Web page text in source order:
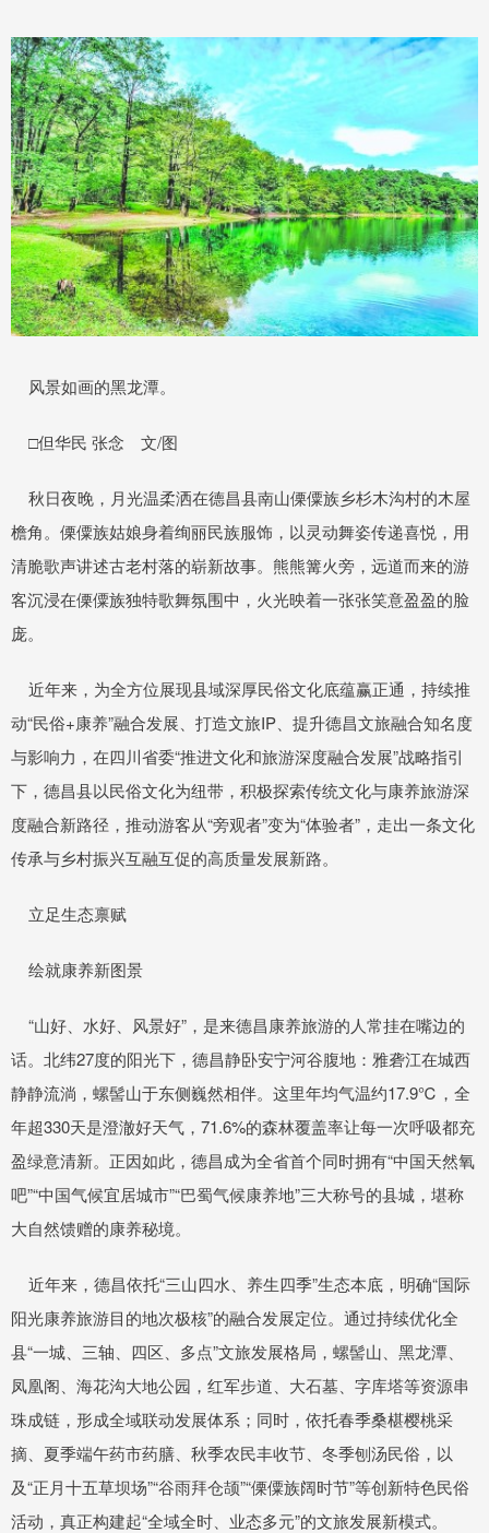
风景如画的黑龙潭。
□但华民 张念 文/图
秋日夜晚，月光温柔洒在德昌县南山傈僳族乡杉木沟村的木屋
檐角。傈僳族姑娘身着绚丽民族服饰，以灵动舞姿传递喜悦，用
清脆歌声讲述古老村落的崭新故事。熊熊篝火旁，远道而来的游
客沉浸在傈僳族独特歌舞氛围中，火光映着一张张笑意盈盈的脸
庞。
近年来，为全方位展现县域深厚民俗文化底蕴赢正通，持续推
动“民俗+康养”融合发展、打造文旅IP、提升德昌文旅融合知名度
与影响力，在四川省委“推进文化和旅游深度融合发展”战略指引
下，德昌县以民俗文化为纽带，积极探索传统文化与康养旅游深
度融合新路径，推动游客从“旁观者”变为“体验者”，走出一条文化
传承与乡村振兴互融互促的高质量发展新路。
立足生态禀赋
绘就康养新图景
“山好、水好、风景好”，是来德昌康养旅游的人常挂在嘴边的
话。北纬27度的阳光下，德昌静卧安宁河谷腹地：雅砻江在城西
静静流淌，螺髻山于东侧巍然相伴。这里年均气温约17.9℃，全
年超330天是澄澈好天气，71.6%的森林覆盖率让每一次呼吸都充
盈绿意清新。正因如此，德昌成为全省首个同时拥有“中国天然氧
吧”“中国气候宜居城市”“巴蜀气候康养地”三大称号的县城，堪称
大自然馈赠的康养秘境。
近年来，德昌依托“三山四水、养生四季”生态本底，明确“国际
阳光康养旅游目的地次极核”的融合发展定位。通过持续优化全
县“一城、三轴、四区、多点”文旅发展格局，螺髻山、黑龙潭、
凤凰阁、海花沟大地公园，红军步道、大石墓、字库塔等资源串
珠成链，形成全域联动发展体系；同时，依托春季桑椹樱桃采
摘、夏季端午药市药膳、秋季农民丰收节、冬季刨汤民俗，以
及“正月十五草坝场”“谷雨拜仓颉”“傈僳族阔时节”等创新特色民俗
活动，真正构建起“全域全时、业态多元”的文旅发展新模式。